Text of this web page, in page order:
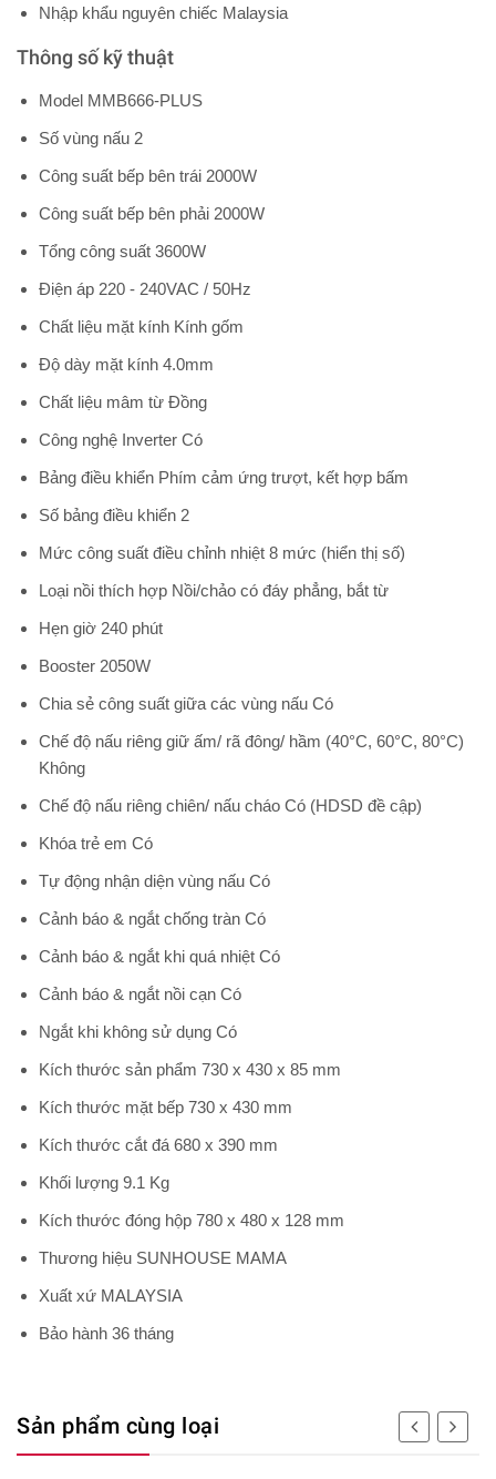
Nhập khẩu nguyên chiếc Malaysia
Thông số kỹ thuật
Model MMB666-PLUS
Số vùng nấu 2
Công suất bếp bên trái 2000W
Công suất bếp bên phải 2000W
Tổng công suất 3600W
Điện áp 220 - 240VAC / 50Hz
Chất liệu mặt kính Kính gốm
Độ dày mặt kính 4.0mm
Chất liệu mâm từ Đồng
Công nghệ Inverter Có
Bảng điều khiển Phím cảm ứng trượt, kết hợp bấm
Số bảng điều khiển 2
Mức công suất điều chỉnh nhiệt 8 mức (hiển thị số)
Loại nồi thích hợp Nồi/chảo có đáy phẳng, bắt từ
Hẹn giờ 240 phút
Booster 2050W
Chia sẻ công suất giữa các vùng nấu Có
Chế độ nấu riêng giữ ấm/ rã đông/ hầm (40°C, 60°C, 80°C)
Không
Chế độ nấu riêng chiên/ nấu cháo Có (HDSD đề cập)
Khóa trẻ em Có
Tự động nhận diện vùng nấu Có
Cảnh báo & ngắt chống tràn Có
Cảnh báo & ngắt khi quá nhiệt Có
Cảnh báo & ngắt nồi cạn Có
Ngắt khi không sử dụng Có
Kích thước sản phẩm 730 x 430 x 85 mm
Kích thước mặt bếp 730 x 430 mm
Kích thước cắt đá 680 x 390 mm
Khối lượng 9.1 Kg
Kích thước đóng hộp 780 x 480 x 128 mm
Thương hiệu SUNHOUSE MAMA
Xuất xứ MALAYSIA
Bảo hành 36 tháng
Sản phẩm cùng loại